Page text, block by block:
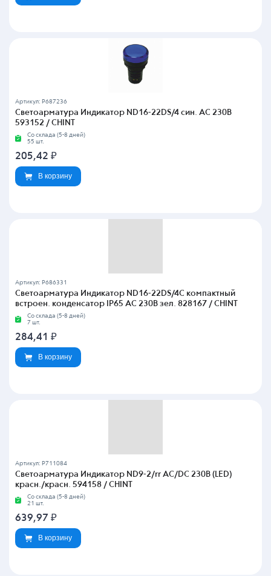
Артикул: P687236
Светоарматура Индикатор ND16-22DS/4 син. AC 230В
593152 / CHINT
Со склада (5-8 дней)
55 шт.
205,42 ₽
В корзину
Артикул: P686331
Светоарматура Индикатор ND16-22DS/4C компактный
встроен. конденсатор IP65 AC 230В зел. 828167 / CHINT
Со склада (5-8 дней)
7 шт.
284,41 ₽
В корзину
Артикул: P711084
Светоарматура Индикатор ND9-2/rr AC/DC 230В (LED)
красн./красн. 594158 / CHINT
Со склада (5-8 дней)
21 шт.
639,97 ₽
В корзину